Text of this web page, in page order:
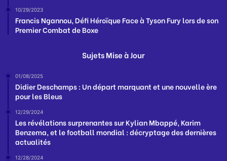
10/29/2023
Francis Ngannou, Défi Héroïque Face à Tyson Fury lors de son
Premier Combat de Boxe
Sujets Mise à Jour
01/08/2025
Didier Deschamps : Un départ marquant et une nouvelle ère
pour les Bleus
12/29/2024
Les révélations surprenantes sur Kylian Mbappé, Karim
Benzema, et le football mondial : décryptage des dernières
actualités
12/28/2024